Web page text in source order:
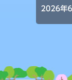
2026年6